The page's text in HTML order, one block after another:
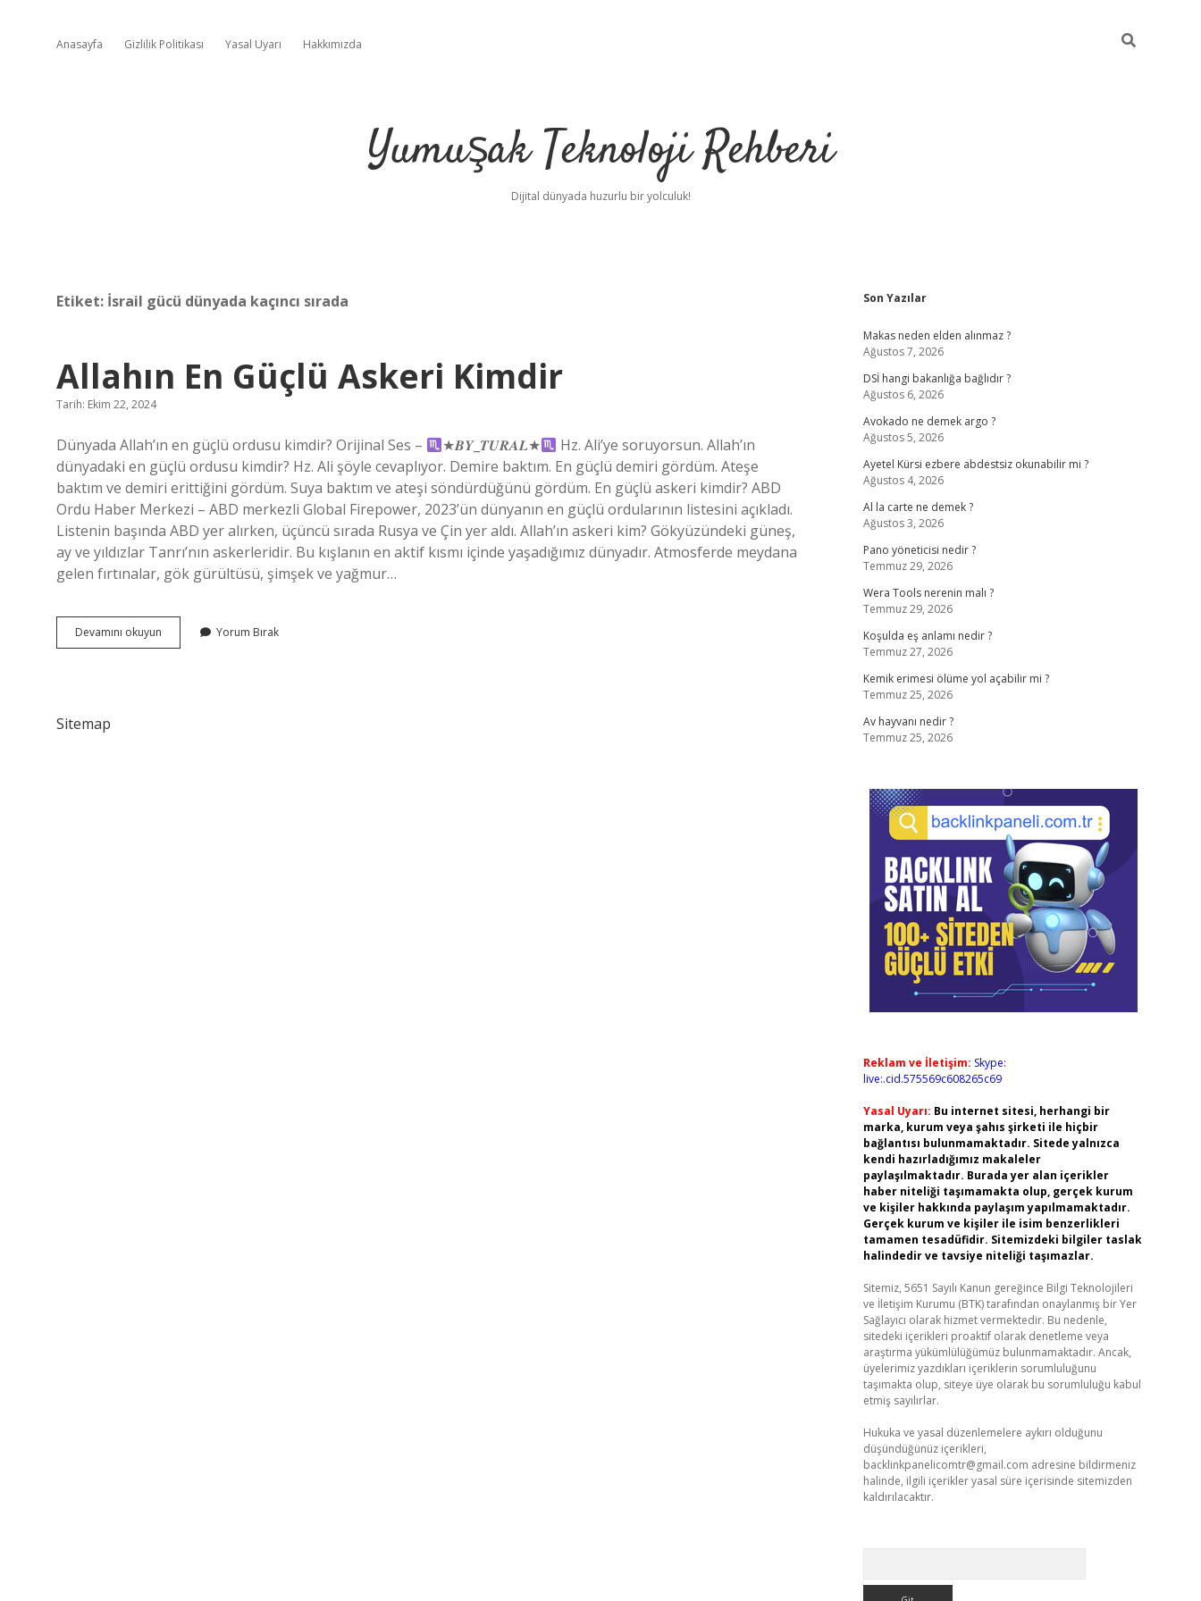
Anasayfa Gizlilik Politikası Yasal Uyarı Hakkımızda
Yumuşak Teknoloji Rehberi
Dijital dünyada huzurlu bir yolculuk!
Etiket: İsrail gücü dünyada kaçıncı sırada
Allahın En Güçlü Askeri Kimdir
Tarih: Ekim 22, 2024
Dünyada Allah’ın en güçlü ordusu kimdir? Orijinal Ses – ★𝑩𝒀_𝑻𝑼𝑹𝑨𝑳★
Hz. Ali’ye soruyorsun. Allah’ın
dünyadaki en güçlü ordusu kimdir? Hz. Ali şöyle cevaplıyor. Demire baktım. En güçlü demiri gördüm. Ateşe
baktım ve demiri erittiğini gördüm. Suya baktım ve ateşi söndürdüğünü gördüm. En güçlü askeri kimdir? ABD
Ordu Haber Merkezi – ABD merkezli Global Firepower, 2023’ün dünyanın en güçlü ordularının listesini açıkladı.
Listenin başında ABD yer alırken, üçüncü sırada Rusya ve Çin yer aldı. Allah’ın askeri kim? Gökyüzündeki güneş,
ay ve yıldızlar Tanrı’nın askerleridir. Bu kışlanın en aktif kısmı içinde yaşadığımız dünyadır. Atmosferde meydana
gelen fırtınalar, gök gürültüsü, şimşek ve yağmur…
Devamını okuyun
En
Yorum Bırak
Sitemap
Sidebar
Son Yazılar
Makas neden elden alınmaz ?
Ağustos 7, 2026
DSİ hangi bakanlığa bağlıdır ?
Ağustos 6, 2026
Avokado ne demek argo ?
Ağustos 5, 2026
Ayetel Kürsi ezbere abdestsiz okunabilir mi ?
Ağustos 4, 2026
Al la carte ne demek ?
Ağustos 3, 2026
Pano yöneticisi nedir ?
Temmuz 29, 2026
Wera Tools nerenin malı ?
Temmuz 29, 2026
Koşulda eş anlamı nedir ?
Temmuz 27, 2026
Kemik erimesi ölüme yol açabilir mi ?
Temmuz 25, 2026
Av hayvanı nedir ?
Temmuz 25, 2026
Reklam ve İletişim: Skype:
live:.cid.575569c608265c69
Yasal Uyarı: Bu internet sitesi, herhangi bir
marka, kurum veya şahıs şirketi ile hiçbir
bağlantısı bulunmamaktadır. Sitede yalnızca
kendi hazırladığımız makaleler
paylaşılmaktadır. Burada yer alan içerikler
haber niteliği taşımamakta olup, gerçek kurum
ve kişiler hakkında paylaşım yapılmamaktadır.
Gerçek kurum ve kişiler ile isim benzerlikleri
tamamen tesadüfidir. Sitemizdeki bilgiler taslak
halindedir ve tavsiye niteliği taşımazlar.
Sitemiz, 5651 Sayılı Kanun gereğince Bilgi Teknolojileri
ve İletişim Kurumu (BTK) tarafından onaylanmış bir Yer
Sağlayıcı olarak hizmet vermektedir. Bu nedenle,
sitedeki içerikleri proaktif olarak denetleme veya
araştırma yükümlülüğümüz bulunmamaktadır. Ancak,
üyelerimiz yazdıkları içeriklerin sorumluluğunu
taşımakta olup, siteye üye olarak bu sorumluluğu kabul
etmiş sayılırlar.
Hukuka ve yasal düzenlemelere aykırı olduğunu
düşündüğünüz içerikleri,
backlinkpanelicomtr@gmail.com adresine bildirmeniz
halinde, ilgili içerikler yasal süre içerisinde sitemizden
kaldırılacaktır.